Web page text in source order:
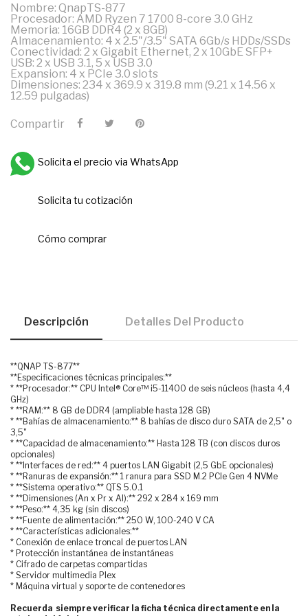
Nombre: QnapTS-877
Procesador: AMD Ryzen 7 1700 8-core 3.0 GHz
Memoria: 16GB DDR4 (2 x 8GB)
Almacenamiento: 4 x 2.5"/3.5" SATA 6Gb/s HDDs/SSDs
Conectividad: 2 x Gigabit Ethernet, 2 x 10GbE SFP+
USB: 2 x USB 3.1, 5 x USB 3.0
Expansion: 4 x PCIe 3.0 slots
Dimensiones: 234 x 369.9 x 319.8 mm (9.21 x 14.56 x
12.59 pulgadas)
Compartir
Solicita el precio via WhatsApp
Solicita tu cotización
Cómo comprar
Descripción Detalles Del Producto
**QNAP TS-877**
**Especificaciones técnicas principales:**
* **Procesador:** CPU Intel® Core™ i5-11400 de seis núcleos (hasta 4,4
GHz)
* **RAM:** 8 GB de DDR4 (ampliable hasta 128 GB)
* **Bahías de almacenamiento:** 8 bahías de disco duro SATA de 2,5" o
3,5"
* **Capacidad de almacenamiento:** Hasta 128 TB (con discos duros
opcionales)
* **Interfaces de red:** 4 puertos LAN Gigabit (2,5 GbE opcionales)
* **Ranuras de expansión:** 1 ranura para SSD M.2 PCIe Gen 4 NVMe
* **Sistema operativo:** QTS 5.0.1
* **Dimensiones (An x Pr x Al):** 292 x 284 x 169 mm
* **Peso:** 4,35 kg (sin discos)
* **Fuente de alimentación:** 250 W, 100-240 V CA
* **Características adicionales:**
* Conexión de enlace troncal de puertos LAN
* Protección instantánea de instantáneas
* Cifrado de carpetas compartidas
* Servidor multimedia Plex
* Máquina virtual y soporte de contenedores
Recuerda siempre verificar la ficha técnica directamente en la